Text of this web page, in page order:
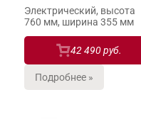
Электрический, высота
760 мм, ширина 355 мм
42 490 руб.
Подробнее »